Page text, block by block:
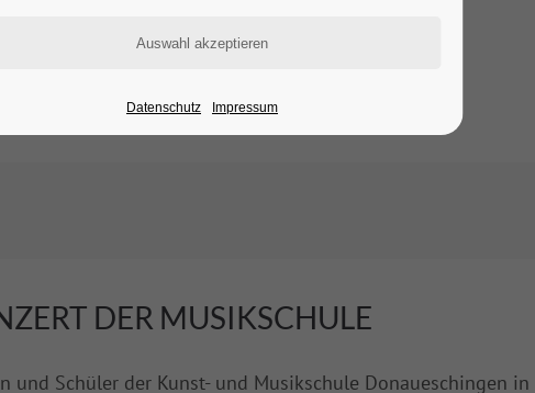
DER MUSIKSCHULE
Schüler der Kunst- und Musikschule Donaueschingen
Datenschutz Impressum